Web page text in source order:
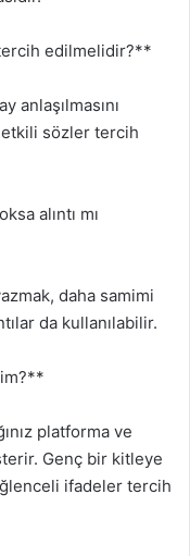
edilmelidir?**
anlaşılmasını
sözler tercih
alıntı mı
daha samimi
da kullanılabilir.
platforma ve
Genç bir kitleye
ifadeler tercih